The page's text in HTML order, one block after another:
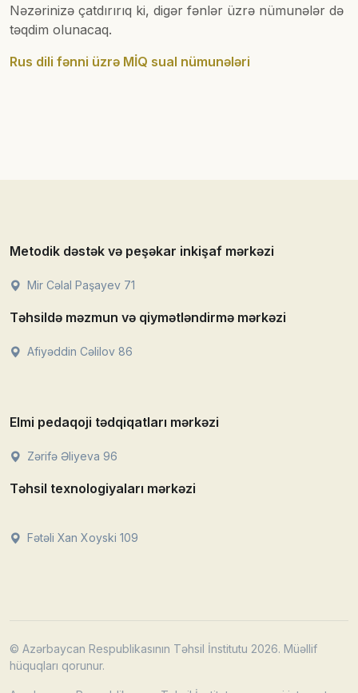
Nəzərinizə çatdırırıq ki, digər fənlər üzrə nümunələr də
təqdim olunacaq.
Rus dili fənni üzrə MİQ sual nümunələri
Metodik dəstək və peşəkar inkişaf mərkəzi
Mir Cəlal Paşayev 71
Təhsildə məzmun və qiymətləndirmə mərkəzi
Afiyəddin Cəlilov 86
Elmi pedaqoji tədqiqatları mərkəzi
Zərifə Əliyeva 96
Təhsil texnologiyaları mərkəzi
Fətəli Xan Xoyski 109
© Azərbaycan Respublikasının Təhsil İnstitutu 2026. Müəllif
hüquqları qorunur.